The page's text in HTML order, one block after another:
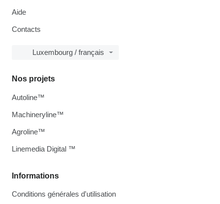
Aide
Contacts
Luxembourg / français
Informations
Conditions générales d'utilisation
Nos projets
Autoline™
Machineryline™
Agroline™
Linemedia Digital ™